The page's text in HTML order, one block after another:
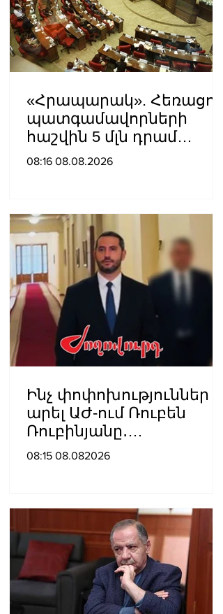
«Հրապարակ». Հեռացող
պատգամավորների
հաշվին 5 մլն դրամ
գումար է փոխանցվել
08:16 08.08.2026
Ինչ փոփոխություններ է
արել ԱԺ-ում Ռուբեն
Ռուբինյանը․
«Ժողովուրդ»
08:15 08.082026